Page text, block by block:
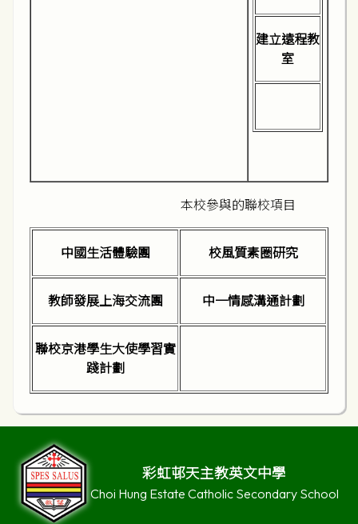
建立遠程教
室
本校參與的聯校項目
中國生活體驗團 校風質素圈研究
教師發展上海交流團 中一情感溝通計劃
聯校京港學生大使學習實
踐計劃
彩虹邨天主教英文中學
Choi Hung Estate Catholic Secondary School